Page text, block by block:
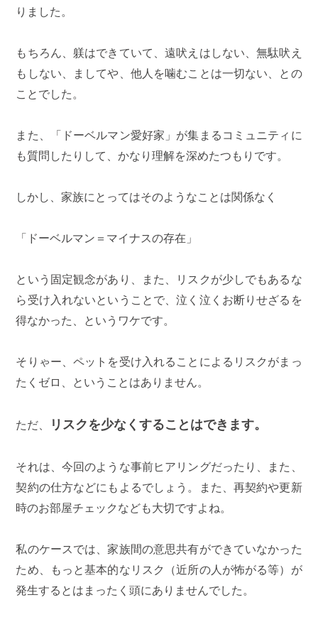
りました。
もちろん、躾はできていて、遠吠えはしない、無駄吠え
もしない、ましてや、他人を噛むことは一切ない、との
ことでした。
また、「ドーベルマン愛好家」が集まるコミュニティに
も質問したりして、かなり理解を深めたつもりです。
しかし、家族にとってはそのようなことは関係なく
「ドーベルマン＝マイナスの存在」
という固定観念があり、また、リスクが少しでもあるな
ら受け入れないということで、泣く泣くお断りせざるを
得なかった、というワケです。
そりゃー、ペットを受け入れることによるリスクがまっ
たくゼロ、ということはありません。
ただ、 リスクを少なくすることはできます。
それは、今回のような事前ヒアリングだったり、また、
契約の仕方などにもよるでしょう。また、再契約や更新
時のお部屋チェックなども大切ですよね。
私のケースでは、家族間の意思共有ができていなかった
ため、もっと基本的なリスク（近所の人が怖がる等）が
発生するとはまったく頭にありませんでした。